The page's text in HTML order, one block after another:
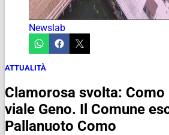
Newslab
ATTUALITÀ
Clamorosa svolta:
viale Geno. Il Comune
Pallanuoto Como